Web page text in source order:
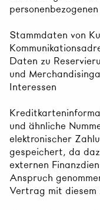
Stammdaten von
Daten zu
und
Interessen
und ähnliche
elektronischer
gespeichert, da
externen
Anspruch
Vertrag mit